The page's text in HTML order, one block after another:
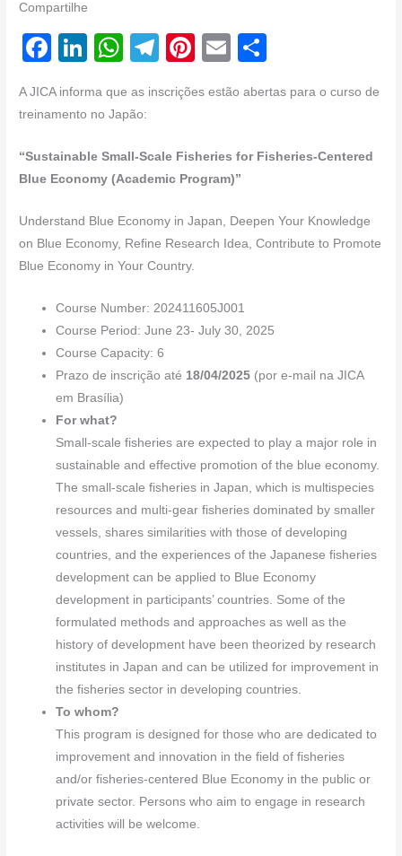
Compartilhe
F
c
b
o
o
k
Li
k
dI
n
W
at
A
p
p
T
e
a
m
Pi
er
st
E
ail ar
A JICA informa que as inscrições estão abertas para o curso de
treinamento no Japão:
“Sustainable Small-Scale Fisheries for Fisheries-Centered
Blue Economy (Academic Program)”
Understand Blue Economy in Japan, Deepen Your Knowledge
on Blue Economy, Refine Research Idea, Contribute to Promote
Blue Economy in Your Country.
Course Number: 202411605J001
Course Period: June 23- July 30, 2025
Course Capacity: 6
Prazo de inscrição até 18/04/2025 (por e-mail na JICA
em Brasília)
For what?
Small-scale fisheries are expected to play a major role in
sustainable and effective promotion of the blue economy.
The small-scale fisheries in Japan, which is multispecies
resources and multi-gear fisheries dominated by smaller
vessels, shares similarities with those of developing
countries, and the experiences of the Japanese fisheries
development can be applied to Blue Economy
development in participants’ countries. Some of the
formulated methods and approaches as well as the
history of development have been theorized by research
institutes in Japan and can be utilized for improvement in
the fisheries sector in developing countries.
To whom?
This program is designed for those who are dedicated to
improvement and innovation in the field of fisheries
and/or fisheries-centered Blue Economy in the public or
private sector. Persons who aim to engage in research
activities will be welcome.